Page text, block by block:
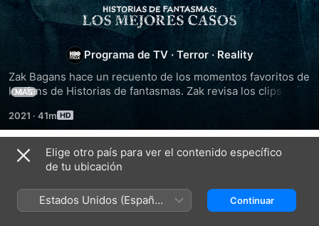
Historias
de
fantasmas:
mejores
casos
Programa de TV · Terror · Reality
Zak Bagans hace un recuento de los momentos favoritos de
los fans de Historias de fantasmas. Zak revisa los clips más
presenta algunas de las mejores evidencias paranormales
del equipo.
MÁS
2021 · 41m
Temporada 1
Elige otro país para ver el contenido específico
de tu ubicación
Estados Unidos (Español
México)
Continuar